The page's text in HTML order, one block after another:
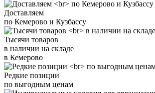
Доставляем
по Кемерово и Кузбассу
Тысячи товаров
в наличии на складе
в Кемерово
Редкие позиции
по выгодным ценам